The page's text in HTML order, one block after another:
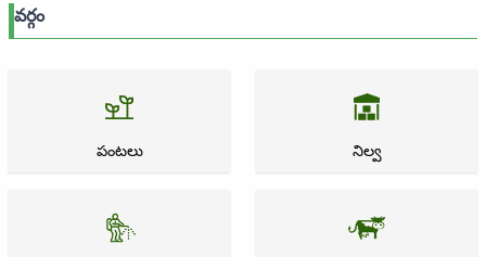
వర్గం
పంటలు నిల్వ